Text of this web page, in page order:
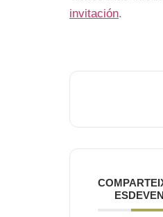
invitación.